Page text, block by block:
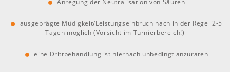
ausgeprägte Müdigkeit/Leistungseinbruch nach in der Regel 2-5
Tagen möglich (Vorsicht im Turnierbereich!)
eine Drittbehandlung ist hiernach unbedingt anzuraten